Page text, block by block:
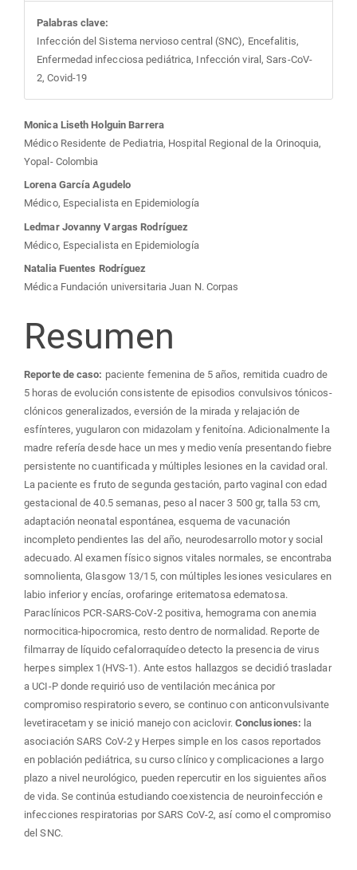
Palabras clave:
Infección del Sistema nervioso central (SNC), Encefalitis,
Enfermedad infecciosa pediátrica, Infección viral, Sars-CoV-
2, Covid-19
Contenido
principal
del
artículo
Monica Liseth Holguin Barrera
Médico Residente de Pediatria, Hospital Regional de la Orinoquia,
Yopal- Colombia
Lorena García Agudelo
Médico, Especialista en Epidemiología
Ledmar Jovanny Vargas Rodríguez
Médico, Especialista en Epidemiología
Natalia Fuentes Rodríguez
Médica Fundación universitaria Juan N. Corpas
Resumen
Reporte de caso: paciente femenina de 5 años, remitida cuadro de
5 horas de evolución consistente de episodios convulsivos tónicos-
clónicos generalizados, eversión de la mirada y relajación de
esfínteres, yugularon con midazolam y fenitoína. Adicionalmente la
madre refería desde hace un mes y medio venía presentando fiebre
persistente no cuantificada y múltiples lesiones en la cavidad oral.
La paciente es fruto de segunda gestación, parto vaginal con edad
gestacional de 40.5 semanas, peso al nacer 3 500 gr, talla 53 cm,
adaptación neonatal espontánea, esquema de vacunación
incompleto pendientes las del año, neurodesarrollo motor y social
adecuado. Al examen físico signos vitales normales, se encontraba
somnolienta, Glasgow 13/15, con múltiples lesiones vesiculares en
labio inferior y encías, orofaringe eritematosa edematosa.
Paraclínicos PCR-SARS-CoV-2 positiva, hemograma con anemia
normocitica-hipocromica, resto dentro de normalidad. Reporte de
filmarray de líquido cefalorraquídeo detecto la presencia de virus
herpes simplex 1(HVS-1). Ante estos hallazgos se decidió trasladar
a UCI-P donde requirió uso de ventilación mecánica por
compromiso respiratorio severo, se continuo con anticonvulsivante
levetiracetam y se inició manejo con aciclovir. Conclusiones: la
asociación SARS CoV-2 y Herpes simple en los casos reportados
en población pediátrica, su curso clínico y complicaciones a largo
plazo a nivel neurológico, pueden repercutir en los siguientes años
de vida. Se continúa estudiando coexistencia de neuroinfección e
infecciones respiratorias por SARS CoV-2, así como el compromiso
del SNC.